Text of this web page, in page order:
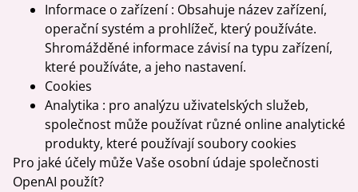
Informace o zařízení : Obsahuje název zařízení,
operační systém a prohlížeč, který používáte.
Shromážděné informace závisí na typu zařízení,
které používáte, a jeho nastavení.
Cookies
Analytika : pro analýzu uživatelských služeb,
společnost může používat různé online analytické
produkty, které používají soubory cookies
Pro jaké účely může Vaše osobní údaje společnosti
OpenAI použít?